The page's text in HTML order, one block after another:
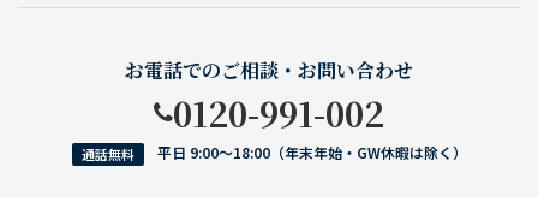
お電話でのご相談・お問い合わせ
0120-991-002
通話無料 平日 9:00〜18:00（年末年始・GW休暇は除く）